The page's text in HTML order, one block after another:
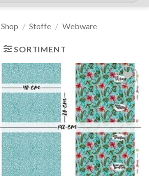
Shop / Stoffe / Webware
SORTIMENT
Auf die
Wunschliste